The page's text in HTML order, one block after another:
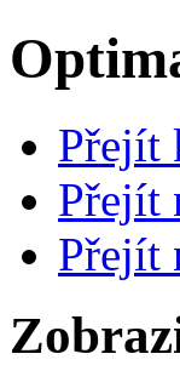
Přejít
Přejít
Přejít